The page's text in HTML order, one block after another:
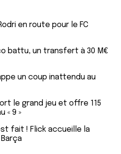
en route pour le FC
battu, un transfert à 30 M€
un coup inattendu au
le grand jeu et offre 115
« 9 »
fait ! Flick accueille la